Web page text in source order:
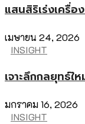
แสนสิริเร่งเครื่อ
เมษายน 24, 2026
INSIGHT
เจาะลึกกลยุทธ์ใ
มกราคม 16, 2026
INSIGHT